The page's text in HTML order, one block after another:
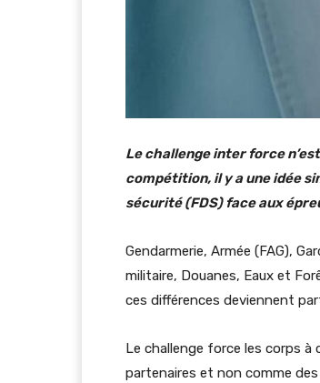
Le challenge inter force
compétition, il y a une idée
sécurité (FDS) face aux
Gendarmerie, Armée (FAG),
militaire, Douanes, Eaux et
ces différences deviennent
Le challenge force les corps à
partenaires et non comme